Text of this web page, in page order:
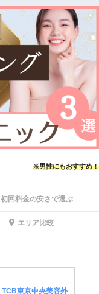
※男性にもおすすめ！
初回料金の安さで選ぶ
エリア比較
TCB東京中央美容外